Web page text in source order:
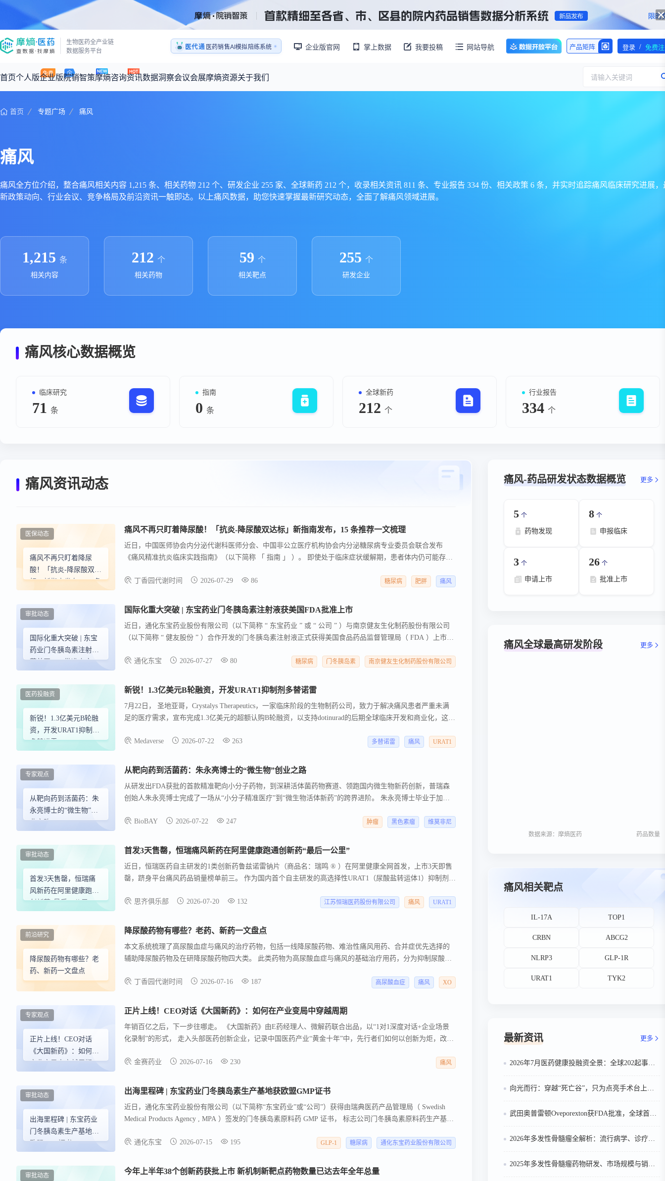
生物医药全产业链
数据服务平台
医代通 医药销售AI模拟陪练系统
1:1还原医生拜访场景
企业版官网 掌上数据 我要投稿 网站导航 产品矩阵 登录 / 免费
首页个人版企业版院销智策摩熵咨询
咨询服务
产品立项评估及管线规划
产业/行业调研
投资决策与交易估值
“十五五”战略规划 最新 从实验室到10亿爆款：创新药商业化的选择、组织与执行
资讯
摩熵原创
深度分析
政策法规
投融资
注册审批
时讯
科普
研发注册政策
交易并购
人事变动
专家观点
数据洞察
数据中心
基于市场数据，为您提供全面的市场趋势分析与决策支持
政策法规
上市医药企业年报
药品生产企业
临床进展
会议会展摩熵资源
回放
关于我们 请输入关键词
首页 专题广场 痛风
痛风
痛风全方位介绍，整合痛风相关内容 1,215 条、相关药物 212 个、研发企业 255 家、全球新药 212 个，收录相关资讯 811 条、专业报告 334 份、相关政策 6 条，并实时追踪痛风临床研究进展，
新政策动向、行业会议、竞争格局及前沿资讯一触即达。以上痛风数据，助您快速掌握最新研究动态，全面了解痛风领域进展。
1,215 条
相关内容
212 个
相关药物
59 个
相关靶点
255 个
研发企业
痛风核心数据概览
临床研究
71 条
指南
0 条
全球新药
212 个
行业报告
334 个
痛风资讯动态
痛风不再只盯着降尿
酸！「抗炎-降尿酸双达
标」新指南发布，15 条
医保动态 痛风不再只盯着降尿酸！「抗炎-降尿酸双达标」新指南发布，15 条推荐一文梳理
近日，中国医师协会内分泌代谢科医师分会、中国非公立医疗机构协会内分泌糖尿病专业委员会联合发布
《痛风精准抗炎临床实践指南》（以下简称 「 指南 」 ）。 即使处于临床症状缓解期，患者体内仍可能存在
（ULT）启动期发作预防、痛风石长程抗炎管理，以及合并慢性肾脏病（CKD）、心血管疾病（CVD）、消
炎-降尿酸双达标 」 的管理理念。
丁香园代谢时间 2026-07-29 86 糖尿病 肥胖 痛风
国际化重大突破 | 东宝
药业门冬胰岛素注射液
获美国FDA批准上市
审批动态 国际化重大突破 | 东宝药业门冬胰岛素注射液获美国FDA批准上市
近日，通化东宝药业股份有限公司（以下简称 “ 东宝药业 ” 或 “ 公司 ” ）与南京健友生化制药股份有限公司
（以下简称 “ 健友股份 ” ）合作开发的门冬胰岛素注射液正式获得美国食品药品监督管理局（ FDA ）上市批
头企业，公司以国际最高标准构建研发与生产体系，一步一个脚印夯实国际化基础。
通化东宝 2026-07-27 80 糖尿病 门冬胰岛素 南京健友生化制药股份有限公司
新锐！1.3亿美元B轮融
资，开发URAT1抑制剂
多替诺雷
医药投融资 新锐！1.3亿美元B轮融资，开发URAT1抑制剂多替诺雷
7月22日， 圣地亚哥，Crystalys Therapeutics，一家临床阶段的生物制药公司，致力于解决痛风患者严重未满
足的医疗需求，宣布完成1.3亿美元的超额认购B轮融资，以支持dotinurad的后期全球临床开发和商业化，这是
Crystalys Therapeutics宣布正式推出并完成2.05亿美元的A轮融资。 2.05亿美元A轮融资，开发痛风新药 ）。
Medaverse 2026-07-22 263 多替诺雷 痛风 URAT1
从靶向药到活菌药：朱
永亮博士的“微生物”创
业之路
专家观点 从靶向药到活菌药：朱永亮博士的“微生物”创业之路
从研发出FDA获批的首款精准靶向小分子药物，到深耕活体菌药物赛道、领跑国内微生物新药创新，普瑞森
创始人朱永亮博士完成了一场从“小分子精准医疗”到“微生物活体新药”的跨界进阶。 朱永亮博士毕业于加州
心参与研发的威罗菲尼（Vemurafenib），是FDA批准的全球首个针对特定基因突变的精准靶向小分子药物，
BioBAY 2026-07-22 247 肿瘤 黑色素瘤 维莫非尼
首发3天售罄，恒瑞痛
风新药在阿里健康跑通
创新药“最后一公里”
审批动态 首发3天售罄，恒瑞痛风新药在阿里健康跑通创新药“最后一公里”
近日，恒瑞医药自主研发的1类创新药鲁兹诺雷钠片（商品名：瑞鸣 ® ）在阿里健康全网首发，上市3天即售
罄，跻身平台痛风药品销量榜单前三。 作为国内首个自主研发的高选择性URAT1（尿酸盐转运体1）抑制剂，
求。思齐俱乐部 2026-07-20 132 江苏恒瑞医药股份有限公司 痛风 URAT1
降尿酸药物有哪些？老
药、新药一文盘点
前沿研究 降尿酸药物有哪些？老药、新药一文盘点
本文系统梳理了高尿酸血症与痛风的治疗药物，包括一线降尿酸药物、难治性痛风用药、合并症优先选择的
辅助降尿酸药物及在研降尿酸药物四大类。 此类药物为高尿酸血症与痛风的基础治疗用药，分为抑制尿酸生
抑制剂，具有良好降尿酸效果，尤其适用于尿酸生成增多型的患者。
丁香园代谢时间 2026-07-16 187 高尿酸血症 痛风 XO
正片上线！CEO对话
《大国新药》：如何在
产业变局中穿越周期
专家观点 正片上线！CEO对话《大国新药》：如何在产业变局中穿越周期
年销百亿之后，下一步往哪走。 《大国新药》由E药经理人、微解药联合出品，以“1对1深度对话+企业场景
化录制”的形式， 走入头部医药创新企业，记录中国医药产业“黄金十年”中，先行者们如何以创新为炬，改写
深度对话，从百亿生长激素到痛风新赛道，从深耕细作到多元布局，从科学家到企业家，看企业如何在产业
金赛药业 2026-07-16 230 痛风
出海里程碑 | 东宝药业
门冬胰岛素生产基地获
欧盟GMP证书
审批动态 出海里程碑 | 东宝药业门冬胰岛素生产基地获欧盟GMP证书
近日，通化东宝药业股份有限公司（以下简称“东宝药业”或“公司”）获得由瑞典医药产品管理局（ Swedish
Medical Products Agency , MPA ）签发的门冬胰岛素原料药 GMP 证书， 标志公司门冬胰岛素原料药生产基地
本次认证充分表明公司的生产质量管理体系已达到国际严苛规范，产品质量管控能力得到欧盟官方机构的权
全球糖尿病概览第 11 版数据，欧洲糖尿病患者数量不断增长， 2024 年 20-79 岁成人糖尿病患者约 6,560 万
通化东宝 2026-07-15 195 GLP-1 糖尿病 通化东宝药业股份有限公司
审批动态 今年上半年38个创新药获批上市 新机制新靶点药物数量已达去年全年总量
痛风-药品研发状态数据概览 更多
5 个
药物发现
8 个
申报临床
3 个
申请上市
26 个
批准上市
痛风全球最高研发阶段 更多
数据来源：摩熵医药 药品数量
痛风相关靶点
IL-17A TOP1
CRBN ABCG2
NLRP3 GLP-1R
URAT1 TYK2
最新资讯 更多
2026年7月医药健康投融资全景：全球202起事件、中国99起，医疗器械+医药研发双赛道吸金564亿
向光而行：穿越“死亡谷”，只为点亮手术台上的那束光
武田奥普雷顿Oveporexton获FDA批准，全球首个靶向食欲素的1型发作性睡病对因治疗药物上市
2026年多发性骨髓瘤全解析：流行病学、诊疗及医保政策梳理
2025年多发性骨髓瘤药物研发、市场规模与销售趋势全解析